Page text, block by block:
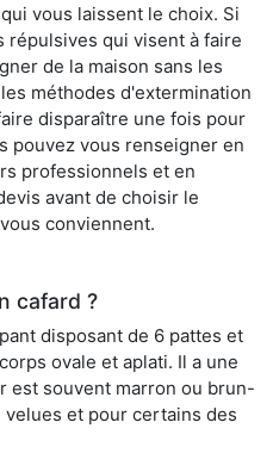
vous laissent le choix. Si
répulsives qui visent à faire
de la maison sans les
méthodes d'extermination
disparaître une fois pour
pouvez vous renseigner en
professionnels et en
avant de choisir le
conviennent.
cafard ?
disposant de 6 pattes et
ovale et aplati. Il a une
est souvent marron ou brun-
velues et pour certains des